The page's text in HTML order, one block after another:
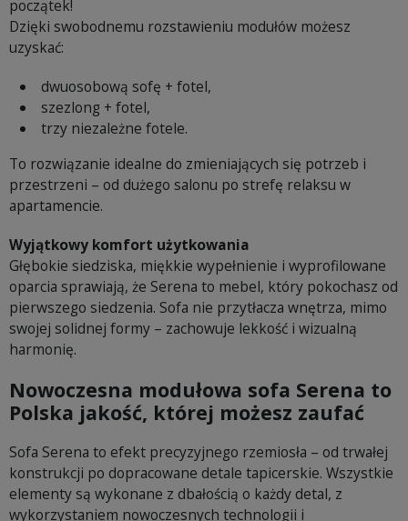
początek!
Dzięki swobodnemu rozstawieniu modułów możesz
uzyskać:
dwuosobową sofę + fotel,
szezlong + fotel,
trzy niezależne fotele.
To rozwiązanie idealne do zmieniających się potrzeb i
przestrzeni – od dużego salonu po strefę relaksu w
apartamencie.
Wyjątkowy komfort użytkowania
Głębokie siedziska, miękkie wypełnienie i wyprofilowane
oparcia sprawiają, że Serena to mebel, który pokochasz od
pierwszego siedzenia. Sofa nie przytłacza wnętrza, mimo
swojej solidnej formy – zachowuje lekkość i wizualną
harmonię.
Nowoczesna modułowa sofa Serena to
Polska jakość, której możesz zaufać
Sofa Serena to efekt precyzyjnego rzemiosła – od trwałej
konstrukcji po dopracowane detale tapicerskie. Wszystkie
elementy są wykonane z dbałością o każdy detal, z
wykorzystaniem nowoczesnych technologii i